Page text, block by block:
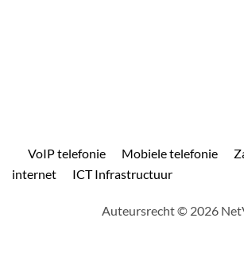
VoIP telefonie Mobiele telefonie
internet
ICT Infrastructuur
Auteursrecht © 2026